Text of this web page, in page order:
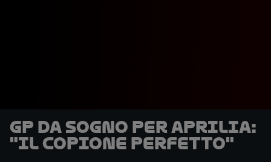
GP da sogno per Aprilia:
"Il copione perfetto"